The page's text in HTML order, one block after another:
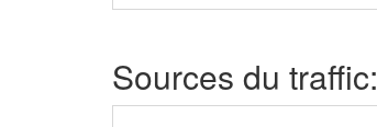
Sources du traffic: